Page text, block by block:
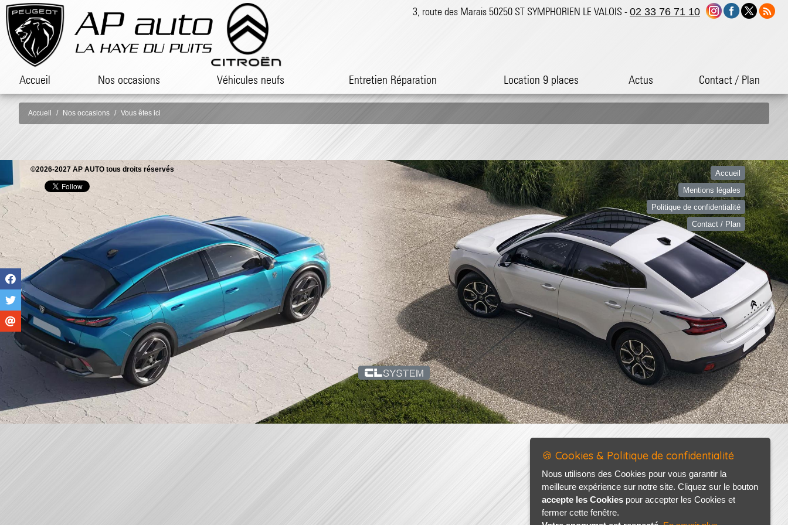
Accueil Nos occasions Véhicules neufs Entretien Réparation Location 9 places Actus Contact / Plan
3, route des Marais 50250 ST SYMPHORIEN LE VALOIS - 02 33 76 71 10
Accueil Nos occasions Vous êtes ici
©2026-2027 AP AUTO tous droits réservés
Accueil
Mentions légales
Politique de confidentialité
Contact / Plan
🍪 Cookies & Politique de confidentialité
Nous utilisons des Cookies pour vous garantir la
meilleure expérience sur notre site. Cliquez sur le bouton
accepte les Cookies pour accepter les Cookies et
fermer cette fenêtre.